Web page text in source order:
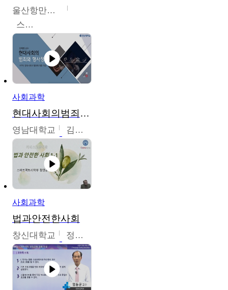
울산항만공사
스마트해상물류관리사 교육위원회
사회과학
현대사회의범죄와형사정책
영남대학교 김혜정
사회과학
법과안전한사회
창신대학교 정연균